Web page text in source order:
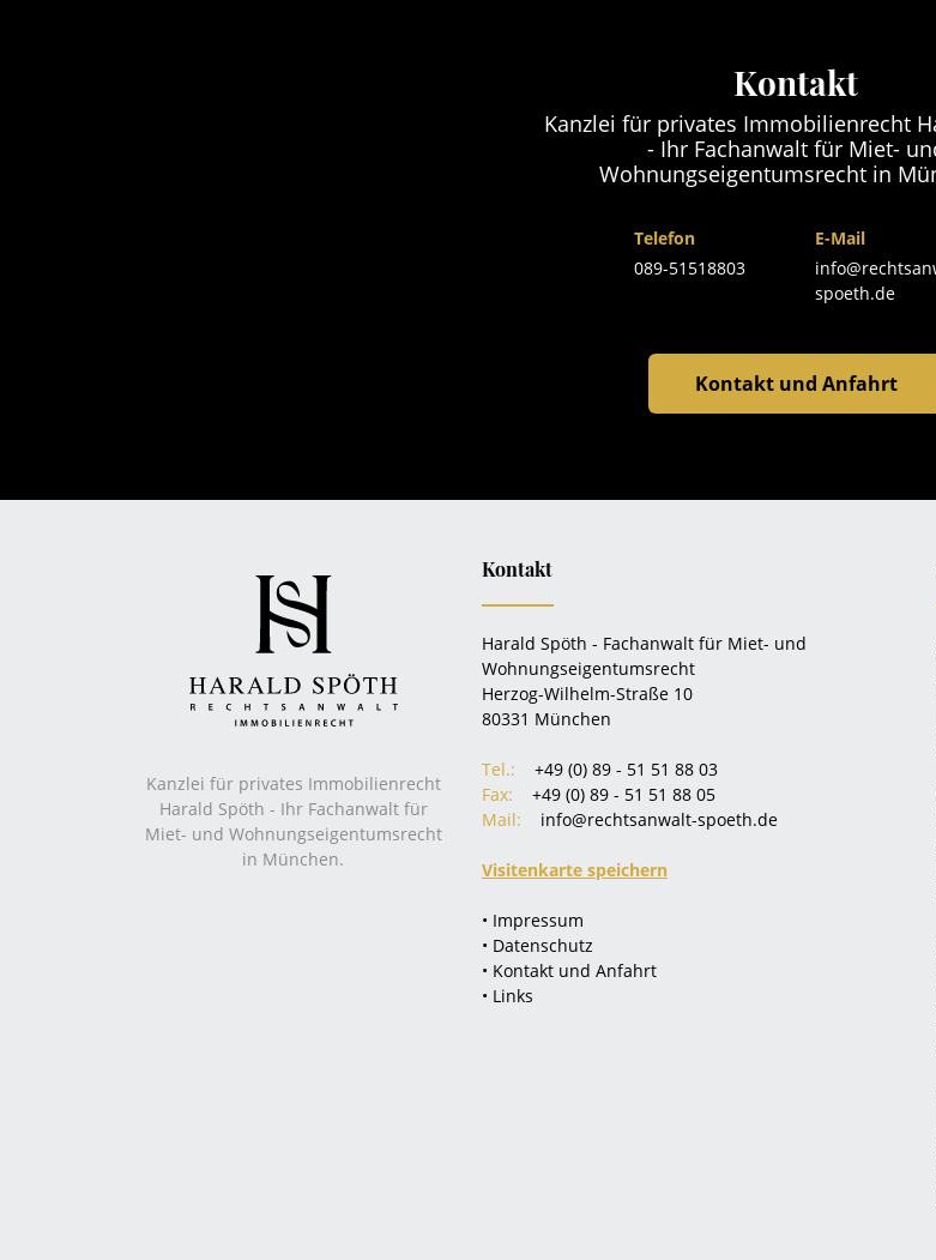
Kontakt
Kanzlei für privates Immobilienrecht
- Ihr Fachanwalt für Miet-
Wohnungseigentumsrecht in
Telefon
089-51518803
E-Mail
spoeth.de
Kontakt und Anfahrt
Kanzlei für privates Immobilienrecht
Harald Spöth - Ihr Fachanwalt für
Miet- und Wohnungseigentumsrecht
in München.
Kontakt
Harald Spöth - Fachanwalt für Miet- und
Wohnungseigentumsrecht
Herzog-Wilhelm-Straße 10
80331 München
Tel.:
+49 (0) 89 - 51 51 88 03
Fax:
+49 (0) 89 - 51 51 88 05
Mail:
info@rechtsanwalt-spoeth.de
Visitenkarte speichern
• Impressum
• Datenschutz
• Kontakt und Anfahrt
• Links